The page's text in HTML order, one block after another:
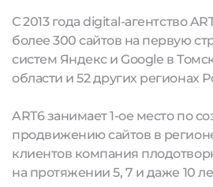
С 2013 года digital-агентство
более 300 сайтов на первую
систем Яндекс и Google в
области и 52 других регионах
ART6 занимает 1-ое место по
продвижению сайтов в
клиентов компания
на протяжении 5, 7 и даже 10